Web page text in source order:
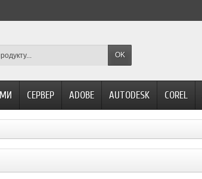
OK
СЕРВЕР ADOBE AUTODESK COREL